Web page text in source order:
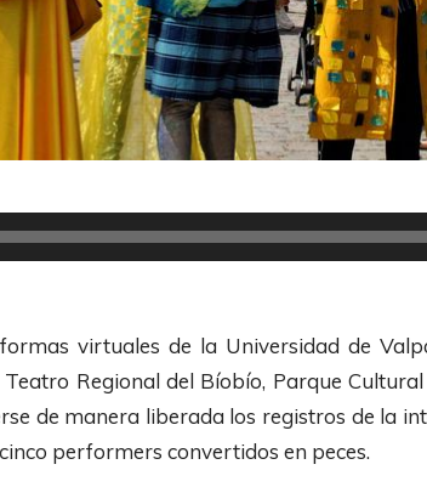
virtuales de la Universidad de
Regional del Bíobío, Parque
de manera liberada los registros de la
performers convertidos en peces.